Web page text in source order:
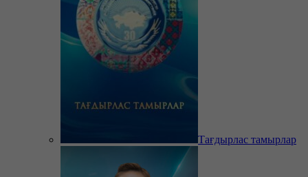
Тағдырлас тамырлар